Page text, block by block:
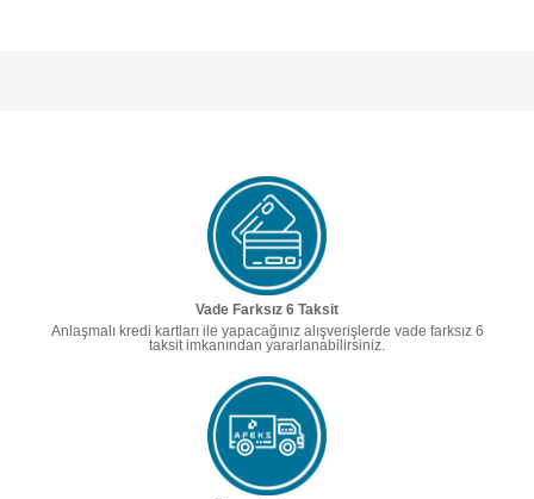
Vade Farksız 6 Taksit
Anlaşmalı kredi kartları ile yapacağınız alışverişlerde vade farksız 6
taksit imkanından yararlanabilirsiniz.